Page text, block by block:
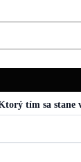
tím sa stane